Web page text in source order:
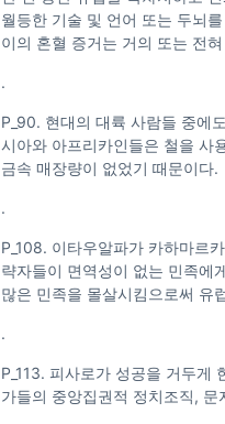
월등한 기술 및 언어 또는 두뇌
이의 혼혈 증거는 거의 또는 전
.
P_90. 현대의 대륙 사람들 중에
시아와 아프리카인들은 철을 사
금속 매장량이 없었기 때문이다.
.
P_108. 이타우알파가 카하마르
략자들이 면역성이 없는 민족에
많은 민족을 몰살시킴으로써 유
.
P_113. 피사로가 성공을 거두게
가들의 중앙집권적 정치조직, 문